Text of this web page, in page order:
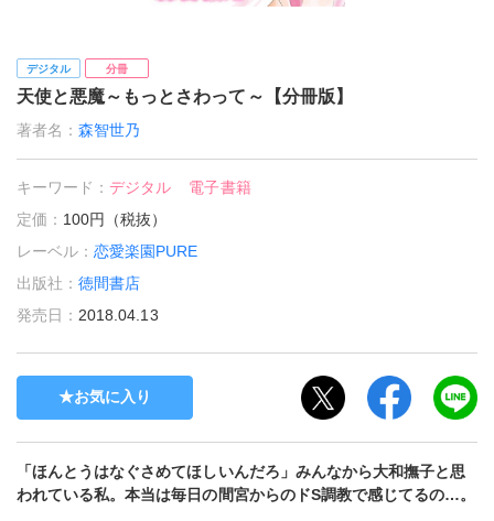
デジタル 分冊
天使と悪魔～もっとさわって～【分冊版】
著者名：森智世乃
キーワード：デジタル
電子書籍
定価： 100円（税抜）
レーベル：恋愛楽園PURE
出版社：徳間書店
発売日： 2018.04.13
お気に入り
「ほんとうはなぐさめてほしいんだろ」みんなから大和撫子と思
われている私。本当は毎日の間宮からのドS調教で感じてるの…。